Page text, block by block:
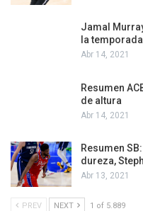
Jamal
la temporada
Abr 14, 2021
Resumen
de altura
Abr 14, 2021
Resumen
dureza,
Abr 13, 2021
PREV NEXT 1 of 5.889